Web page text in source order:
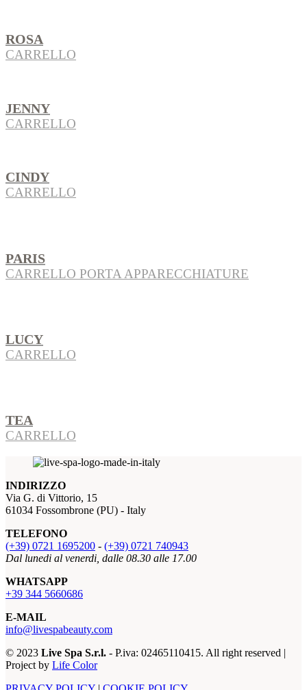
ROSA
CARRELLO
JENNY
CARRELLO
CINDY
CARRELLO
PARIS
CARRELLO PORTA APPARECCHIATURE
LUCY
CARRELLO
TEA
CARRELLO
INDIRIZZO
Via G. di Vittorio, 15
61034 Fossombrone (PU) - Italy
TELEFONO
(+39) 0721 1695200 - (+39) 0721 740943
Dal lunedi al venerdi, dalle 08.30 alle 17.00
WHATSAPP
+39 344 5660686
E-MAIL
info@livespabeauty.com
© 2023 Live Spa S.r.l. - P.iva: 02465110415. All right reserved |
Project by Life Color